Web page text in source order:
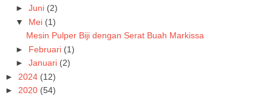
► Juni (2)
▼ Mei (1)
Mesin Pulper Biji dengan Serat Buah Markissa
► Februari (1)
► Januari (2)
► 2024 (12)
► 2020 (54)